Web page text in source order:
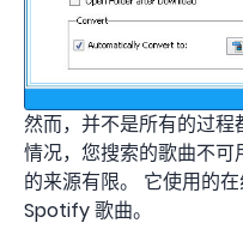
然而，并不是所有的过
情况，您搜索的歌曲不
的来源有限。 它使用的
Spotify 歌曲。